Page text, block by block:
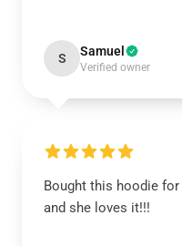
S Samuel
Verified owner
Bought this hoodie for
and she loves it!!!